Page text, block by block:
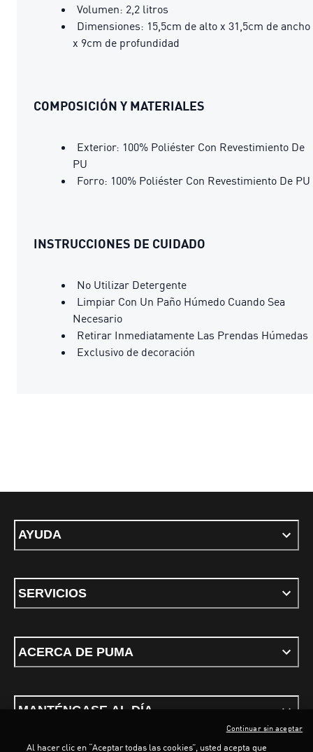
Volumen: 2,2 litros
Dimensiones: 15,5cm de alto x 31,5cm de ancho
x 9cm de profundidad
COMPOSICIÓN Y MATERIALES
Exterior: 100% Poliéster Con Revestimiento De
PU
Forro: 100% Poliéster Con Revestimiento De PU
INSTRUCCIONES DE CUIDADO
No Utilizar Detergente
Limpiar Con Un Paño Húmedo Cuando Sea
Necesario
Retirar Inmediatamente Las Prendas Húmedas
Exclusivo de decoración
AYUDA
SERVICIOS
ACERCA DE PUMA
MANTÉNGASE AL DÍA
Al hacer clic en “Aceptar todas las cookies”, usted acepta que
Continuar sin aceptar